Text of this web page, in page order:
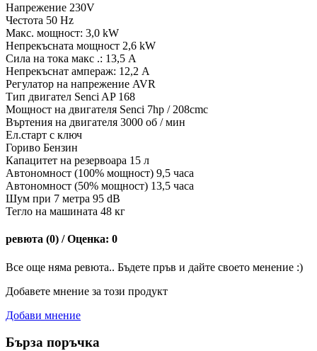
Напрежение 230V
Честота 50 Hz
Макс. мощност: 3,0 kW
Непрекъсната мощност 2,6 kW
Сила на тока макс .: 13,5 A
Непрекъснат ампераж: 12,2 A
Регулатор на напрежение AVR
Тип двигател Senci AP 168
Мощност на двигателя Senci 7hp / 208cmc
Въртения на двигателя 3000 об / мин
Ел.старт с ключ
Гориво Бензин
Капацитет на резервоара 15 л
Автономност (100% мощност) 9,5 часа
Автономност (50% мощност) 13,5 часа
Шум при 7 метра 95 dB
Тегло на машината 48 кг
ревюта (0) / Оценка: 0
Все още няма ревюта.. Бъдете пръв и дайте своето менение :)
Добавете мнение за този продукт
Добави мнение
Бърза поръчка